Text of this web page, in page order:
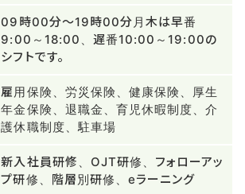
09時00分～19時00分月木は早番
9:00～18:00、遅番10:00～19:00の
シフトです。
雇用保険、労災保険、健康保険、厚生
年金保険、退職金、育児休暇制度、介
護休職制度、駐車場
新入社員研修、OJT研修、フォローアッ
プ研修、階層別研修、eラーニング